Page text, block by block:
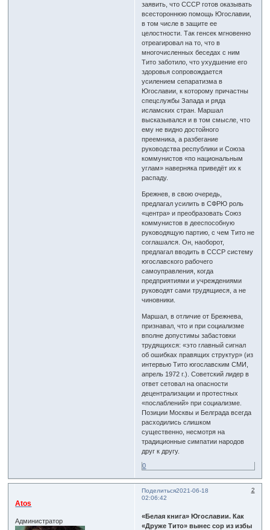
заявить, что СССР готов оказывать
всестороннюю помощь Югославии,
в том числе в защите ее
целостности. Так генсек мгновенно
отреагировал на то, что в
многочисленных беседах с ним
Тито заботило, что ухудшение его
здоровья сопровождается
усилением сепаратизма в
Югославии, к которому причастны
спецслужбы Запада и ряда
исламских стран. Маршал
высказывался и в том смысле, что
ему не видно достойного
преемника, а разбегание
руководства республики и Союза
коммунистов «по национальным
углам» наверняка приведёт их к
распаду.
Брежнев, в свою очередь,
предлагал усилить в СФРЮ роль
«центра» и преобразовать Союз
коммунистов в дееспособную
руководящую партию, с чем Тито не
соглашался. Он, наоборот,
предлагал вводить в СССР систему
югославского рабочего
самоуправления, когда
предприятиями и учреждениями
руководят сами трудящиеся, а не
чиновники.
Маршал, в отличие от Брежнева,
признавал, что и при социализме
вполне допустимы забастовки
трудящихся: «это главный сигнал
об ошибках правящих структур» (из
интервью Тито югославским СМИ,
апрель 1972 г.). Советский лидер в
ответ сетовал на опасности
децентрализации и протестных
«послаблений» при социализме.
Позиции Москвы и Белграда всегда
расходились слишком
существенно, несмотря на
традиционные симпатии народов
друг к другу.
0
Поделиться 2
2021-06-18
02:06:42
Atos
Администратор
«Белая книга» Югославии. Как
«Друже Тито» вынес сор из избы